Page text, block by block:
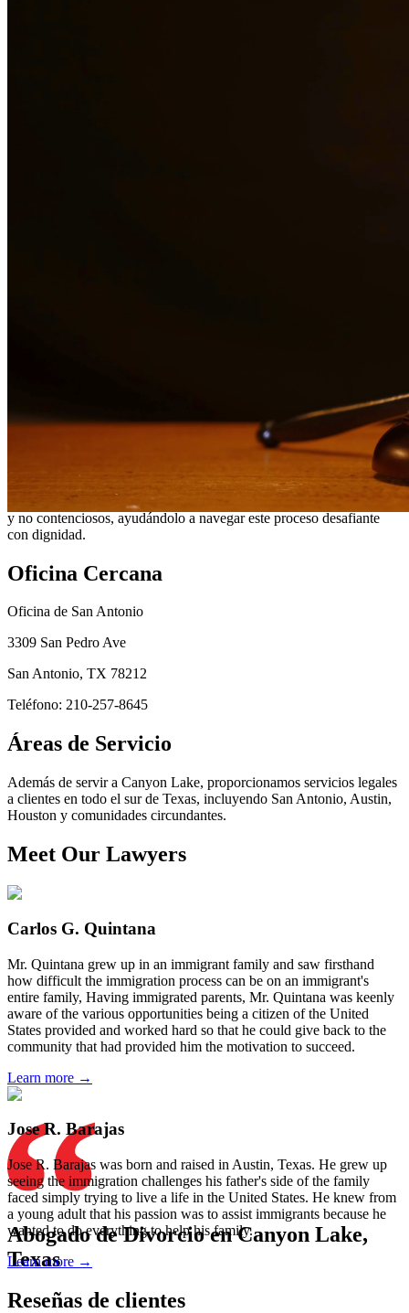
Abogado de Divorcio en Canyon Lake,
Texas
Nuestros Servicios
Pasar por un divorcio es una de las experiencias más difíciles que
puede enfrentar. Nuestros abogados de divorcio brindan
representación compasiva pero agresiva para proteger sus derechos,
bienes y relaciones con sus hijos. Manejamos divorcios contenciosos
y no contenciosos, ayudándolo a navegar este proceso desafiante
con dignidad.
Oficina Cercana
Oficina de San Antonio
3309 San Pedro Ave
San Antonio, TX 78212
Teléfono: 210-257-8645
Áreas de Servicio
Además de servir a Canyon Lake, proporcionamos servicios legales
a clientes en todo el sur de Texas, incluyendo San Antonio, Austin,
Houston y comunidades circundantes.
Meet Our Lawyers
Carlos G. Quintana
Mr. Quintana grew up in an immigrant family and saw firsthand
how difficult the immigration process can be on an immigrant's
entire family, Having immigrated parents, Mr. Quintana was keenly
aware of the various opportunities being a citizen of the United
States provided and worked hard so that he could give back to the
community that had provided him the motivation to succeed.
Learn more →
Jose R. Barajas
Jose R. Barajas was born and raised in Austin, Texas. He grew up
seeing the immigration challenges his father's side of the family
faced simply trying to live a life in the United States. He knew from
a young adult that his passion was to assist immigrants because he
wanted to do everything to help his family.
Learn more →
Reseñas de clientes